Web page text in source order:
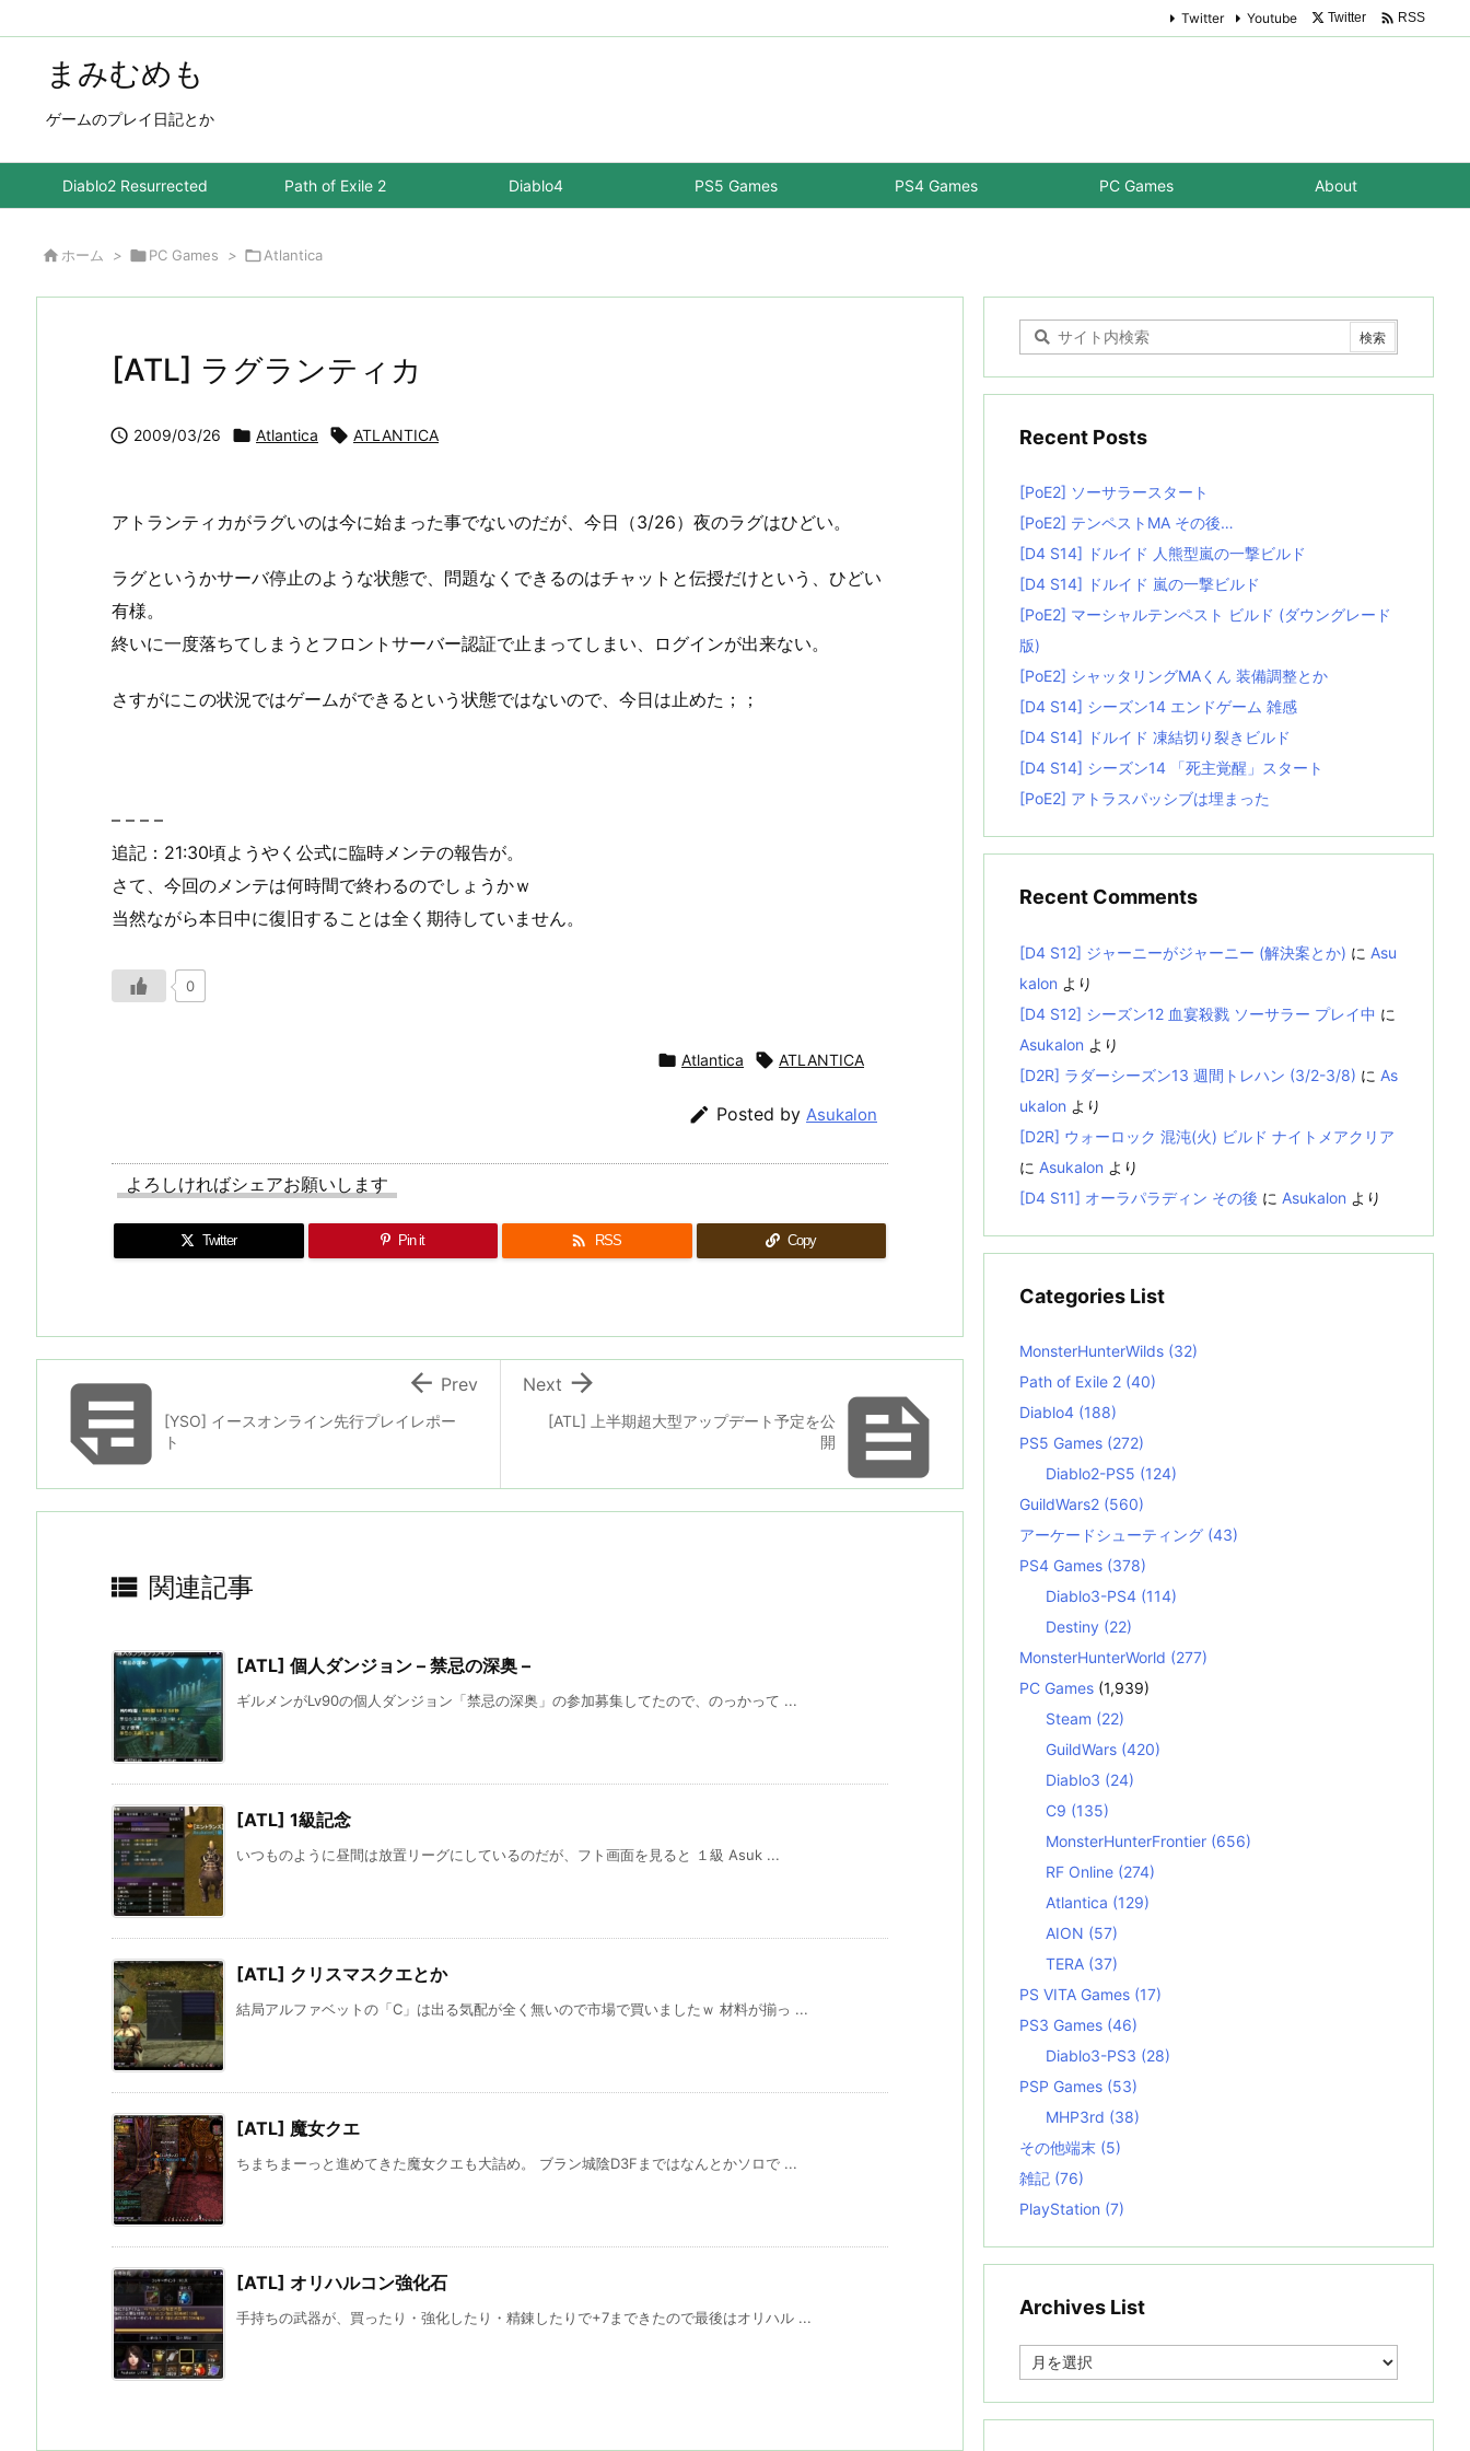
まみむめも
ゲームのプレイ日記とか
Diablo2 Resurrected Path of Exile 2 Diablo4 PS5 Games PS4 Games PC Games About
Twitter Youtube Twitter  RSS
 ホーム > PC Games > Atlantica
[ATL] ラグランティカ
 2009/03/26  Atlantica  ATLANTICA
アトランティカがラグいのは今に始まった事でないのだが、今日（3/26）夜のラグはひどい。
ラグというかサーバ停止のような状態で、問題なくできるのはチャットと伝授だけという、ひどい
有様。
終いに一度落ちてしまうとフロントサーバー認証で止まってしまい、ログインが出来ない。
さすがにこの状況ではゲームができるという状態ではないので、今日は止めた；；
– – – –
追記：21:30頃ようやく公式に臨時メンテの報告が。
さて、今回のメンテは何時間で終わるのでしょうかｗ
当然ながら本日中に復旧することは全く期待していません。
0
 Atlantica  ATLANTICA
 Posted by Asukalon
よろしければシェアお願いします
Twitter Pin it  RSS Copy

[ATL] 上半期超大型アップデート予定を公
開

Next
[YSO] イースオンライン先行プレイレポー
ト
 Prev
 関連記事
[ATL] 個人ダンジョン – 禁忌の深奥 –
ギルメンがLv90の個人ダンジョン「禁忌の深奥」の参加募集してたので、のっかって ...
[ATL] 1級記念
いつものように昼間は放置リーグにしているのだが、フト画面を見ると １級 Asuk ...
[ATL] クリスマスクエとか
結局アルファベットの「C」は出る気配が全く無いので市場で買いましたｗ 材料が揃っ ...
[ATL] 魔女クエ
ちまちまーっと進めてきた魔女クエも大詰め。 ブラン城陰D3Fまではなんとかソロで ...
[ATL] オリハルコン強化石
手持ちの武器が、買ったり・強化したり・精錬したりで+7まできたので最後はオリハル ...
Recent Posts
[PoE2] ソーサラースタート
[PoE2] テンペストMA その後…
[D4 S14] ドルイド 人熊型嵐の一撃ビルド
[D4 S14] ドルイド 嵐の一撃ビルド
[PoE2] マーシャルテンペスト ビルド (ダウングレード
版)
[PoE2] シャッタリングMAくん 装備調整とか
[D4 S14] シーズン14 エンドゲーム 雑感
[D4 S14] ドルイド 凍結切り裂きビルド
[D4 S14] シーズン14 「死主覚醒」スタート
[PoE2] アトラスパッシブは埋まった
Recent Comments
[D4 S12] ジャーニーがジャーニー (解決案とか) に Asu
kalon より
[D4 S12] シーズン12 血宴殺戮 ソーサラー プレイ中 に
Asukalon より
[D2R] ラダーシーズン13 週間トレハン (3/2-3/8) に As
ukalon より
[D2R] ウォーロック 混沌(火) ビルド ナイトメアクリア
に Asukalon より
[D4 S11] オーラパラディン その後 に Asukalon より
Categories List
MonsterHunterWilds (32)
Path of Exile 2 (40)
Diablo4 (188)
PS5 Games (272)
Diablo2-PS5 (124)
GuildWars2 (560)
アーケードシューティング (43)
PS4 Games (378)
Diablo3-PS4 (114)
Destiny (22)
MonsterHunterWorld (277)
PC Games (1,939)
Steam (22)
GuildWars (420)
Diablo3 (24)
C9 (135)
MonsterHunterFrontier (656)
RF Online (274)
Atlantica (129)
AION (57)
TERA (37)
PS VITA Games (17)
PS3 Games (46)
Diablo3-PS3 (28)
PSP Games (53)
MHP3rd (38)
その他端末 (5)
雑記 (76)
PlayStation (7)
Archives List